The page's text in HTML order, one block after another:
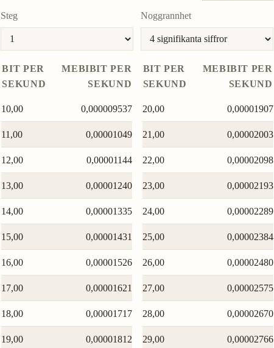
Steg Noggrannhet
BIT PER
SEKUND
MEBIBIT PER
SEKUND
10,00 0,000009537
11,00 0,00001049
12,00 0,00001144
13,00 0,00001240
14,00 0,00001335
15,00 0,00001431
16,00 0,00001526
17,00 0,00001621
18,00 0,00001717
19,00 0,00001812
BIT PER
SEKUND
MEBIBIT PER
SEKUND
20,00 0,00001907
21,00 0,00002003
22,00 0,00002098
23,00 0,00002193
24,00 0,00002289
25,00 0,00002384
26,00 0,00002480
27,00 0,00002575
28,00 0,00002670
29,00 0,00002766